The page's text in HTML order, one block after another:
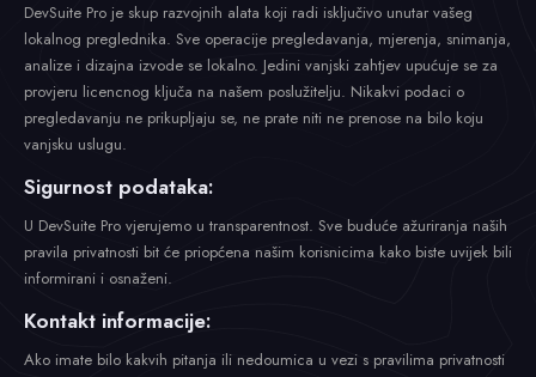
DevSuite Pro je skup razvojnih alata koji radi isključivo unutar vašeg
lokalnog preglednika. Sve operacije pregledavanja, mjerenja, snimanja,
analize i dizajna izvode se lokalno. Jedini vanjski zahtjev upućuje se za
provjeru licencnog ključa na našem poslužitelju. Nikakvi podaci o
pregledavanju ne prikupljaju se, ne prate niti ne prenose na bilo koju
vanjsku uslugu.
Sigurnost podataka:
U DevSuite Pro vjerujemo u transparentnost. Sve buduće ažuriranja naših
pravila privatnosti bit će priopćena našim korisnicima kako biste uvijek bili
informirani i osnaženi.
Kontakt informacije:
Ako imate bilo kakvih pitanja ili nedoumica u vezi s pravilima privatnosti